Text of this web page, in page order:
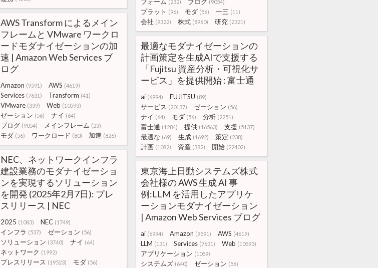
(232) (9054)
プラット (96) モダ (56) 一三 (11)
会社 (9322) 株式 (8960) 研究 (2321)
AWS Transform によるメイン
フレームと VMware ワークロ
ードモダナイゼーションの加
速 | Amazon Web Services ブ
ログ
Amazon (9591) AWS (4619)
Services (7631) Transform (41)
VMware (339) Web (10593)
ゼーション (56) ナイ (64)
ブログ (9054) メインフレーム (23)
モダ (56) ワークロード (80) 加速 (826)
最適なモダナイゼーションの
計画策定を生成AIで支援する
「Fujitsu 資産分析・可視化サ
ービス」を提供開始 : 富士通
ai (6994) FUJITSU (89)
サービス (20137) ゼーション (56)
ナイ (64) モダ (56) 分析 (2251)
富士通 (1284) 提供 (16563) 支援 (5137)
最適な (69) 生成 (1692) 策定 (238)
計画 (1082) 資産 (382) 開始 (22402)
NEC、ネットワークインフラ
建設業務のモダナイゼーショ
ンを実現するソリューション
を開発 (2025年2月7日): プレ
スリリース | NEC
2025 (1083) NEC (1749)
インフラ (537) ゼーション (56)
ソリューション (3740) ナイ (64)
ネットワーク (1992)
プレスリリース (19523) モダ (56)
東京海上日動システムズ株式
会社様の AWS 生成 AI 事
例:LLM を活用したアプリケ
ーションモダナイゼーション
| Amazon Web Services ブログ
ai (6994) Amazon (9591) AWS (4619)
LLM (131) Services (7631) Web (10593)
アプリケーション (1059)
システムズ (640) ゼーション (56)